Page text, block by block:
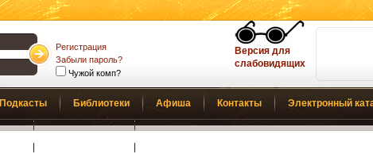
Регистрация
Забыли пароль?
Чужой комп?
Версия для
слабовидящих
Подкасты Библиотеки Афиша Контакты Электронный